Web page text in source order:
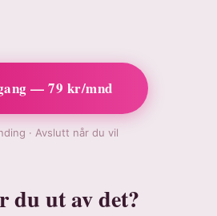
— 79 kr/mnd
· Avslutt når du vil
du ut av det?